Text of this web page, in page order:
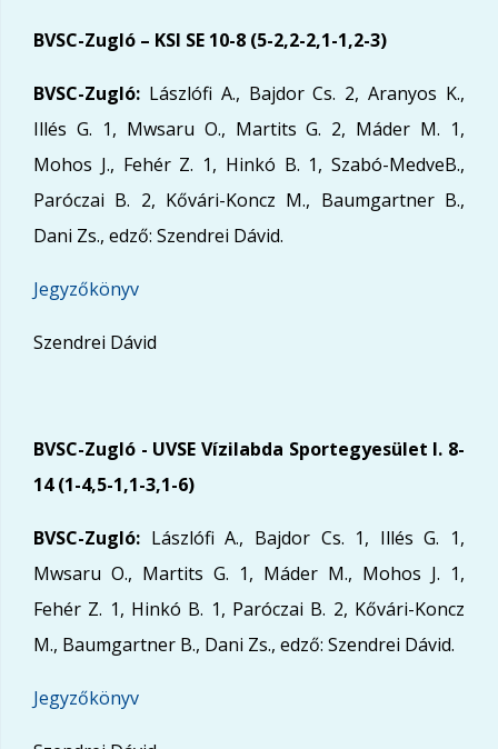
BVSC-Zugló – KSI SE 10-8 (5-2,2-2,1-1,2-3)
BVSC-Zugló: Lászlófi A., Bajdor Cs. 2, Aranyos K.,
Illés G. 1, Mwsaru O., Martits G. 2, Máder M. 1,
Mohos J., Fehér Z. 1, Hinkó B. 1, Szabó-MedveB.,
Paróczai B. 2, Kővári-Koncz M., Baumgartner B.,
Dani Zs., edző: Szendrei Dávid.
Jegyzőkönyv
Szendrei Dávid
BVSC-Zugló - UVSE Vízilabda Sportegyesület I. 8-
14 (1-4,5-1,1-3,1-6)
BVSC-Zugló: Lászlófi A., Bajdor Cs. 1, Illés G. 1,
Mwsaru O., Martits G. 1, Máder M., Mohos J. 1,
Fehér Z. 1, Hinkó B. 1, Paróczai B. 2, Kővári-Koncz
M., Baumgartner B., Dani Zs., edző: Szendrei Dávid.
Jegyzőkönyv